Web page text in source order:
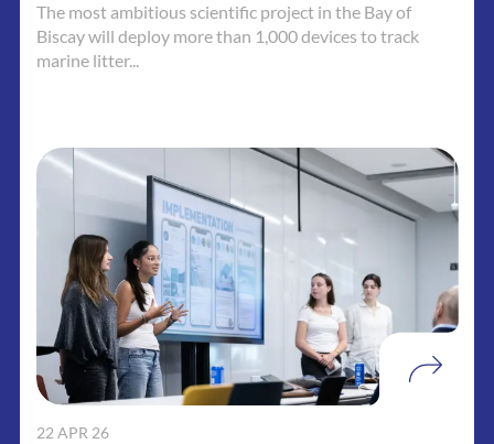
The most ambitious scientific project in the Bay of
Biscay will deploy more than 1,000 devices to track
marine litter...
22 APR 26